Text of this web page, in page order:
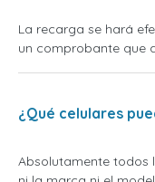
La recarga se hará
un comprobante que
¿Qué celulares
Absolutamente todos